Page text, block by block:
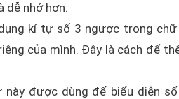
dễ nhớ hơn.
kí tự số 3 ngược trong chữ
của mình. Đây là cách để
này được dùng để biểu diễn